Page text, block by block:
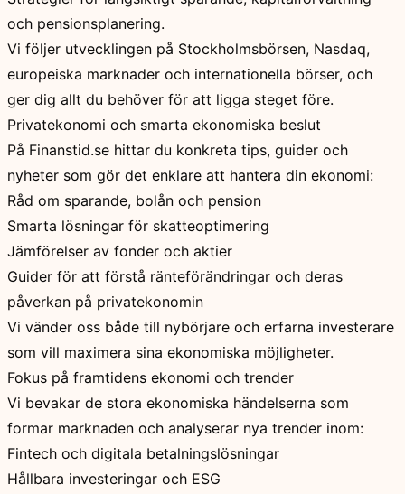
och pensionsplanering.
Vi följer utvecklingen på Stockholmsbörsen, Nasdaq,
europeiska marknader och internationella börser, och
ger dig allt du behöver för att ligga steget före.
Privatekonomi och smarta ekonomiska beslut
På Finanstid.se hittar du konkreta tips, guider och
nyheter som gör det enklare att hantera din ekonomi:
Råd om sparande, bolån och pension
Smarta lösningar för skatteoptimering
Jämförelser av fonder och aktier
Guider för att förstå ränteförändringar och deras
påverkan på privatekonomin
Vi vänder oss både till nybörjare och erfarna investerare
som vill maximera sina ekonomiska möjligheter.
Fokus på framtidens ekonomi och trender
Vi bevakar de stora ekonomiska händelserna som
formar marknaden och analyserar nya trender inom:
Fintech och digitala betalningslösningar
Hållbara investeringar och ESG